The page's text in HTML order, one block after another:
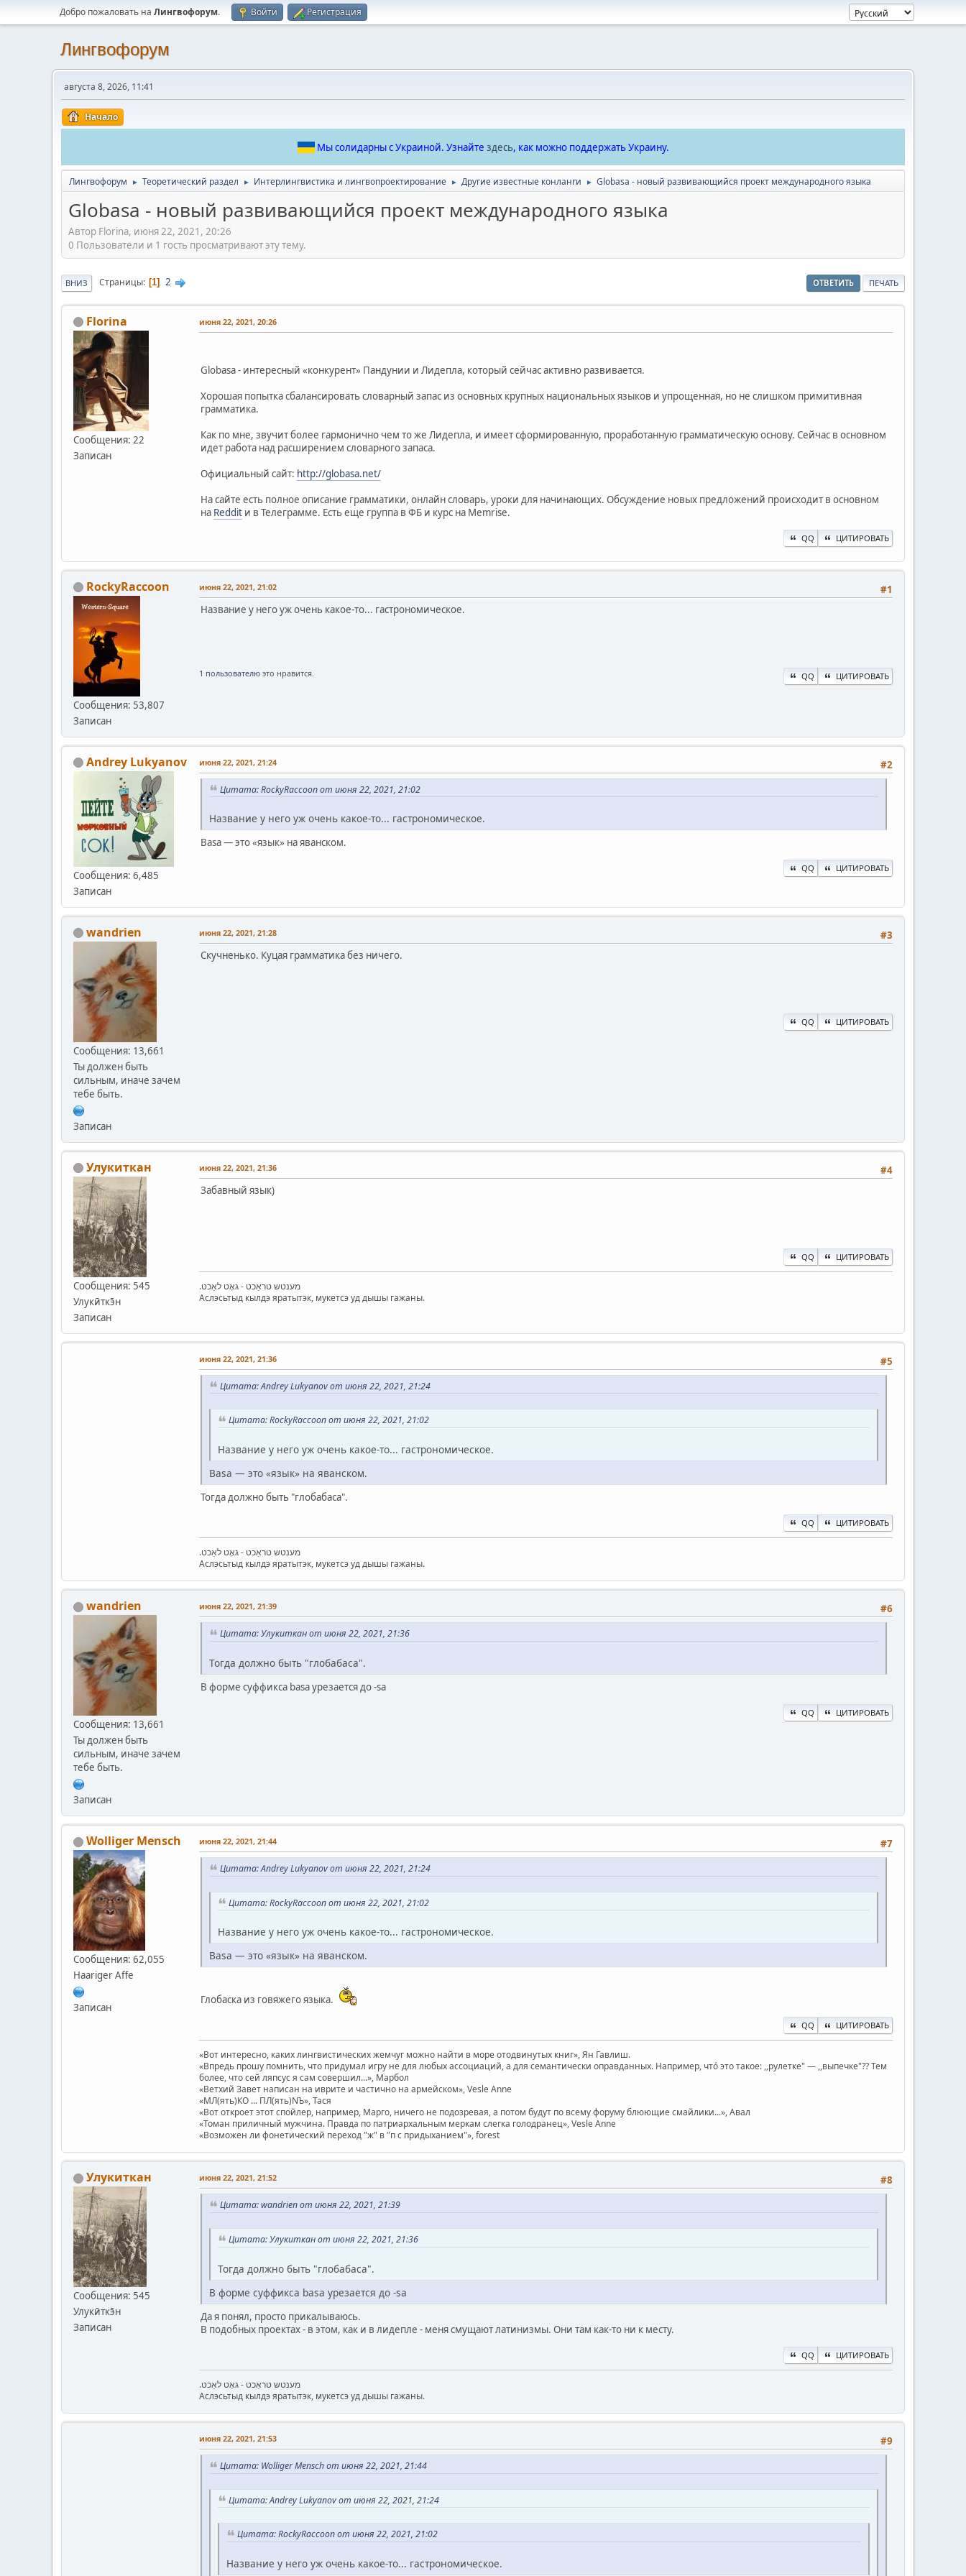
Добро пожаловать на Лингвофорум. Войти Регистрация
Лингвофорум
августа 8, 2026, 11:41
Начало
Мы солидарны с Украиной. Узнайте здесь, как можно поддержать Украину.
Лингвофорум ► Теоретический раздел ► Интерлингвистика и лингвопроектирование ► Другие известные конланги ► Globasa - новый развивающийся проект международного языка
Globasa - новый развивающийся проект международного языка
Автор Florina, июня 22, 2021, 20:26
0 Пользователи и 1 гость просматривают эту тему.
ОТВЕТИТЬ ПЕЧАТЬ
ВНИЗ Страницы 1 2
Florina
Сообщения: 22
Записан
июня 22, 2021, 20:26
Globasa - интересный «конкурент» Пандунии и Лидепла, который сейчас активно развивается.
Хорошая попытка сбалансировать словарный запас из основных крупных национальных языков и упрощенная, но не слишком примитивная
грамматика.
Как по мне, звучит более гармонично чем то же Лидепла, и имеет сформированную, проработанную грамматическую основу. Сейчас в основном
идет работа над расширением словарного запаса.
Официальный сайт: http://globasa.net/
На сайте есть полное описание грамматики, онлайн словарь, уроки для начинающих. Обсуждение новых предложений происходит в основном
на Reddit и в Телеграмме. Есть еще группа в ФБ и курс на Memrise.
QQ ЦИТИРОВАТЬ
RockyRaccoon
Сообщения: 53,807
Записан
#1
июня 22, 2021, 21:02
Название у него уж очень какое-то... гастрономическое.
1 пользователю это нравится. QQ ЦИТИРОВАТЬ
Andrey Lukyanov
Сообщения: 6,485
Записан
#2
июня 22, 2021, 21:24
Цитата: RockyRaccoon от июня 22, 2021, 21:02
Название у него уж очень какое-то... гастрономическое.
Basa — это «язык» на яванском.
QQ ЦИТИРОВАТЬ
wandrien
Сообщения: 13,661
Ты должен быть
сильным, иначе зачем
тебе быть.
Записан
#3
июня 22, 2021, 21:28
Скучненько. Куцая грамматика без ничего.
QQ ЦИТИРОВАТЬ
Улукиткан
Сообщения: 545
Улукӣткэ̄н
Записан
#4
июня 22, 2021, 21:36
Забавный язык)
QQ ЦИТИРОВАТЬ
.מענטש טראַכט - גאָט לאַכט
Аслэсьтыд кылдэ яратытэк, мукетсэ уд дышы гажаны.
#5
июня 22, 2021, 21:36
Цитата: Andrey Lukyanov от июня 22, 2021, 21:24
Цитата: RockyRaccoon от июня 22, 2021, 21:02
Название у него уж очень какое-то... гастрономическое.
Basa — это «язык» на яванском.
Тогда должно быть "глобабаса".
QQ ЦИТИРОВАТЬ
.מענטש טראַכט - גאָט לאַכט
Аслэсьтыд кылдэ яратытэк, мукетсэ уд дышы гажаны.
wandrien
Сообщения: 13,661
Ты должен быть
сильным, иначе зачем
тебе быть.
Записан
#6
июня 22, 2021, 21:39
Цитата: Улукиткан от июня 22, 2021, 21:36
Тогда должно быть "глобабаса".
В форме суффикса basa урезается до -sa
QQ ЦИТИРОВАТЬ
Wolliger Mensch
Сообщения: 62,055
Haariger Affe
Записан
#7
июня 22, 2021, 21:44
Цитата: Andrey Lukyanov от июня 22, 2021, 21:24
Цитата: RockyRaccoon от июня 22, 2021, 21:02
Название у него уж очень какое-то... гастрономическое.
Basa — это «язык» на яванском.
Глобаска из говяжего языка.
QQ ЦИТИРОВАТЬ
«Вот интересно, каких лингвистических жемчуг можно найти в море отодвинутых книг», Ян Гавлиш.
«Впредь прошу помнить, что придумал игру не для любых ассоциаций, а для семантически оправданных. Например, чтó это такое: ,,рулетке" — ,,выпечке"?? Тем
более, что сей ляпсус я сам совершил...», Марбол
«Ветхий Завет написан на иврите и частично на армейском», Vesle Anne
«МЛ(ять)КО ... ПЛ(ять)NЪ», Тася
«Вот откроет этот спойлер, например, Марго, ничего не подозревая, а потом будут по всему форуму блюющие смайлики...», Авал
«Томан приличный мужчина. Правда по патриархальным меркам слегка голодранец», Vesle Anne
«Возможен ли фонетический переход "ж" в "п с придыханием"», forest
Улукиткан
Сообщения: 545
Улукӣткэ̄н
Записан
#8
июня 22, 2021, 21:52
Цитата: wandrien от июня 22, 2021, 21:39
Цитата: Улукиткан от июня 22, 2021, 21:36
Тогда должно быть "глобабаса".
В форме суффикса basa урезается до -sa
Да я понял, просто прикалываюсь.
В подобных проектах - в этом, как и в лидепле - меня смущают латинизмы. Они там как-то ни к месту.
QQ ЦИТИРОВАТЬ
.מענטש טראַכט - גאָט לאַכט
Аслэсьтыд кылдэ яратытэк, мукетсэ уд дышы гажаны.
#9
июня 22, 2021, 21:53
Цитата: Wolliger Mensch от июня 22, 2021, 21:44
Цитата: Andrey Lukyanov от июня 22, 2021, 21:24
Цитата: RockyRaccoon от июня 22, 2021, 21:02
Название у него уж очень какое-то... гастрономическое.